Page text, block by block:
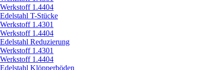
Werkstoff 1.4404
Edelstahl T-Stücke
Werkstoff 1.4301
Werkstoff 1.4404
Edelstahl Reduzierung
Werkstoff 1.4301
Werkstoff 1.4404
Edelstahl Klöpperböden